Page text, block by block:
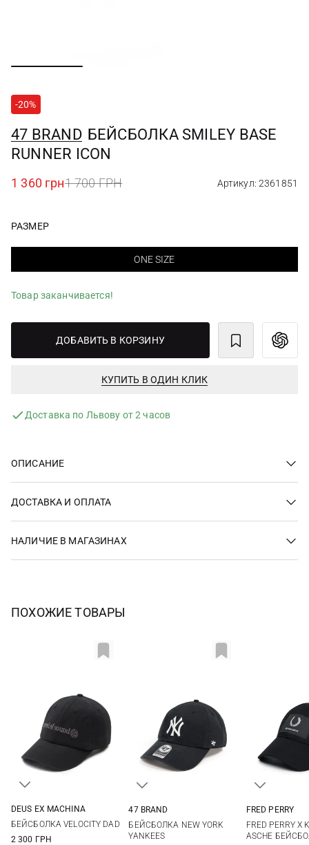
-20%
47 BRAND БЕЙСБОЛКА SMILEY BASE
RUNNER ICON
1 360 грн1 700 ГРН Артикул: 2361851
РАЗМЕР
ONE SIZE
Товар заканчивается!
ДОБАВИТЬ В КОРЗИНУ
КУПИТЬ В ОДИН КЛИК
Доставка по Львову от 2 часов
ОПИСАНИЕ
ДОСТАВКА И ОПЛАТА
НАЛИЧИЕ В МАГАЗИНАХ
ПОХОЖИЕ ТОВАРЫ
DEUS EX MACHINА
БЕЙСБОЛКА VELOCITY DAD
2 300 ГРН
47 BRAND
БЕЙСБОЛКА NEW YORK
YANKEES
FRED PERRY
FRED PERRY X
ASCHE